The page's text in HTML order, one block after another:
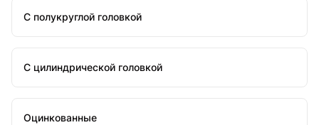
С полукруглой головкой
С цилиндрической головкой
Оцинкованные